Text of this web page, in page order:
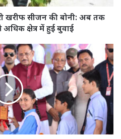
खरीफ सीजन की बोनी: अब तक
क्षेत्र में हुई बुवाई